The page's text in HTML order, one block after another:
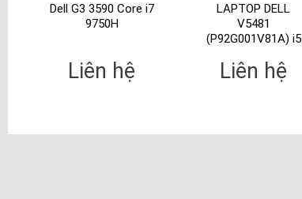
Dell G3 3590 Core i7
9750H
Liên hệ
LAPTOP DELL
V5481
(P92G001V81A) i5
Liên hệ